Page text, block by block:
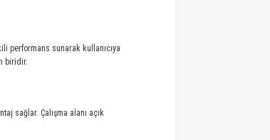
performans sunarak kullanıcıya
biridir.
sağlar. Çalışma alanı açık